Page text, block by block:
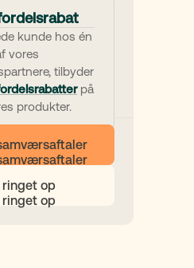
kunde hos én
vores
tilbyder
på
produkter.
ringet op